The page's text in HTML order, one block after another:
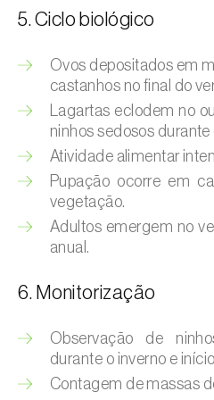
Bichado-da-castanha-
fasciana)
Bichado-da-castanha-
splendana)
Bichado-da-castanha-
fagiglandana)
Bichado-da-fruta (
Borboleta-branca-
brassicae
Borboleta-branca-
Broca-africana-do-
Busseola fusca
5. Ciclo biológico
Ovos depositados em
castanhos no final do
Lagartas eclodem no
ninhos sedosos durante
Atividade alimentar
Pupação ocorre em
vegetação.
Adultos emergem no
anual.
6. Monitorização
Observação de
durante o inverno e
Contagem de massas